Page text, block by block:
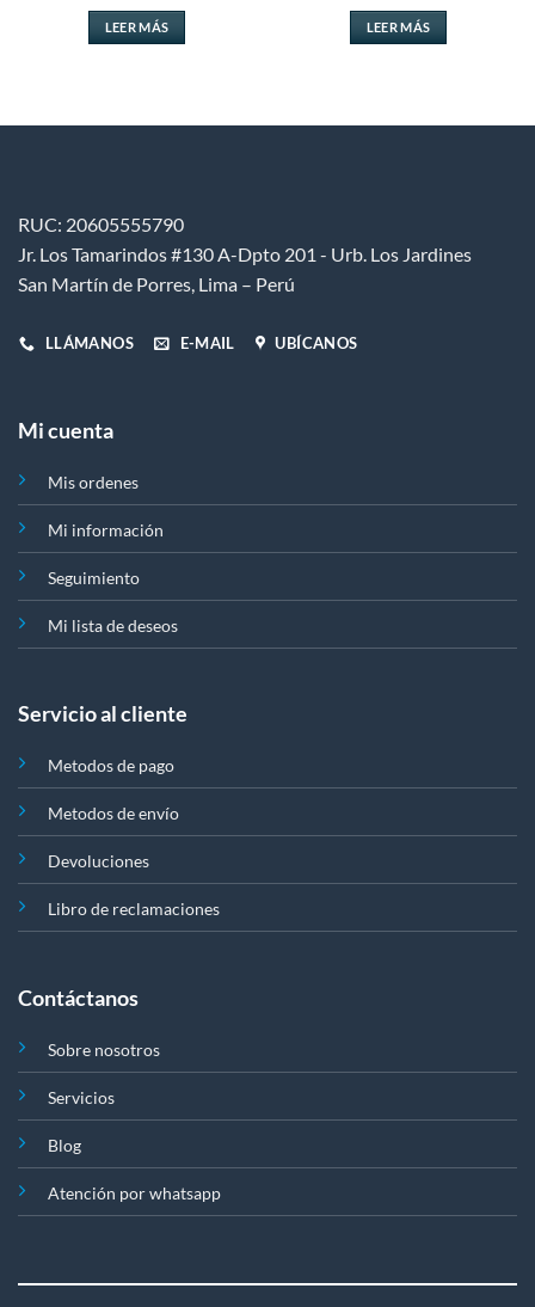
original
era:
S/ 29.99.
LEER MÁS
original
era:
S/ 29.99.
LEER MÁS
RUC: 20605555790
Jr. Los Tamarindos #130 A-Dpto 201 - Urb. Los Jardines
San Martín de Porres, Lima – Perú
LLÁMANOS E-MAIL UBÍCANOS
Mi cuenta
Mis ordenes
Mi información
Seguimiento
Mi lista de deseos
Servicio al cliente
Metodos de pago
Metodos de envío
Devoluciones
Libro de reclamaciones
Contáctanos
Sobre nosotros
Servicios
Blog
Atención por whatsapp